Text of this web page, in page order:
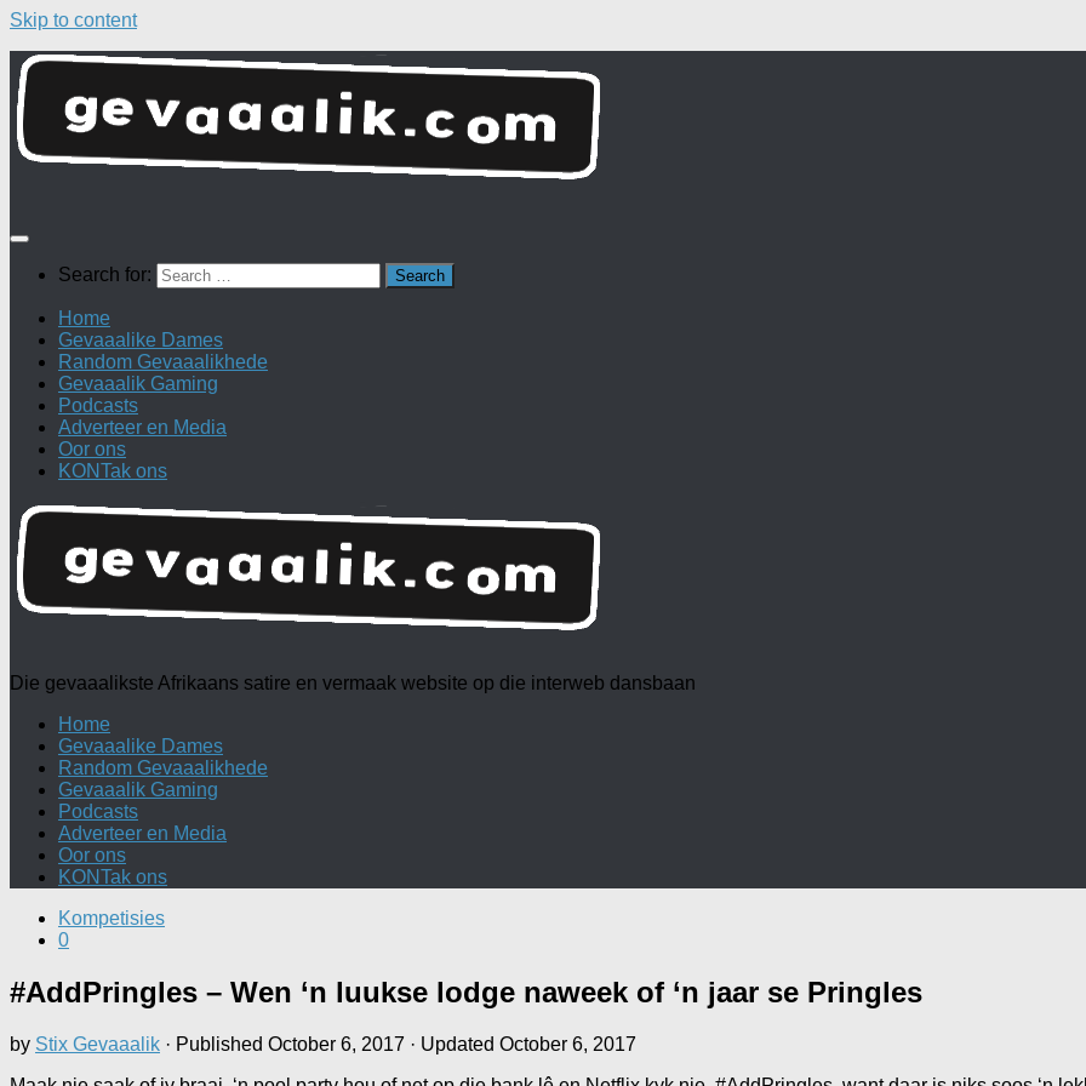
Skip to content
Search for:
Home
Gevaaalike Dames
Random Gevaaalikhede
Gevaaalik Gaming
Podcasts
Adverteer en Media
Oor ons
KONTak ons
Die gevaaalikste Afrikaans satire en vermaak website op die interweb dansbaan
Home
Gevaaalike Dames
Random Gevaaalikhede
Gevaaalik Gaming
Podcasts
Adverteer en Media
Oor ons
KONTak ons
Kompetisies
0
#AddPringles – Wen ‘n luukse lodge naweek of ‘n jaar se Pringles
by Stix Gevaaalik · Published October 6, 2017 · Updated October 6, 2017